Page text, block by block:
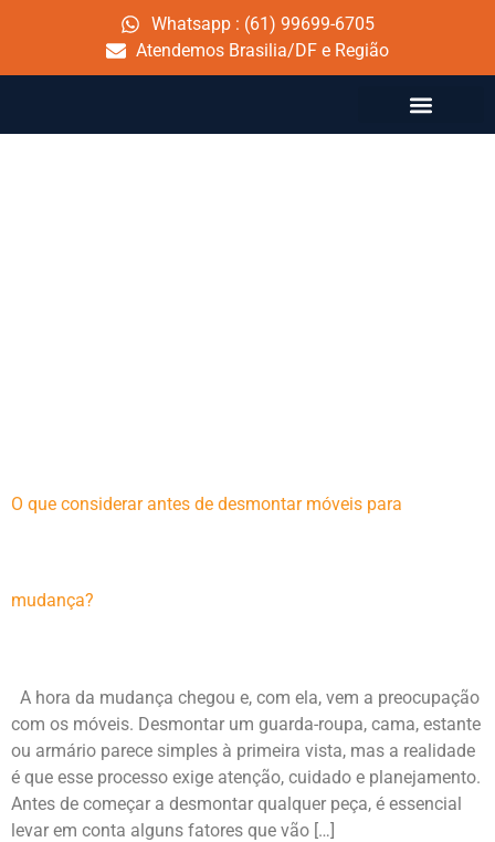
Whatsapp : (61) 99699-6705
Atendemos Brasilia/DF e Região
O que considerar antes de desmontar móveis para
mudança?
A hora da mudança chegou e, com ela, vem a preocupação
com os móveis. Desmontar um guarda-roupa, cama, estante
ou armário parece simples à primeira vista, mas a realidade
é que esse processo exige atenção, cuidado e planejamento.
Antes de começar a desmontar qualquer peça, é essencial
levar em conta alguns fatores que vão […]